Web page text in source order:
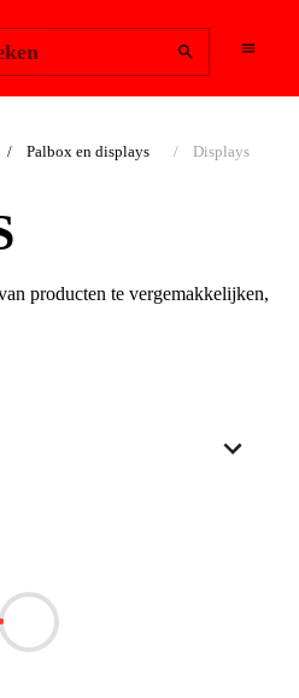
Palbox en displays Displays
producten te vergemakkelijken,